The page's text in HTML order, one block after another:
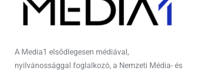
A Media1 elsődlegesen médiával,
nyilvánossággal foglalkozó, a Nemzeti Média- és